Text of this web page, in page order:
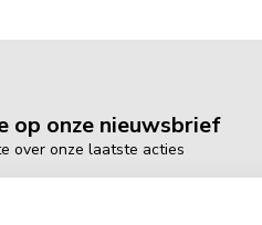
op onze nieuwsbrief
over onze laatste acties